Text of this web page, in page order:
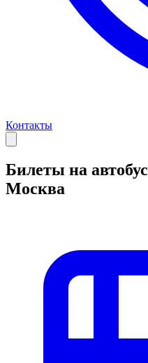
Контакты
Билеты на автобус
Москва